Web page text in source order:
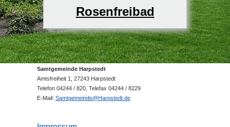
Rosenfreibad
Samtgemeinde Harpstedt
Amtsfreiheit 1, 27243 Harpstedt
Telefon 04244 / 820, Telefax 04244 / 8229
E-Mail: Samtgemeinde@Harpstedt.de